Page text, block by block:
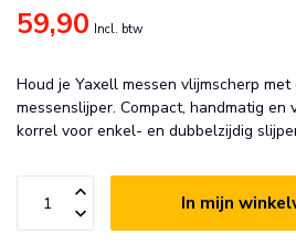
59,90 Incl. btw
Houd je Yaxell messen vlijmscherp
messenslijper. Compact, handmatig en
korrel voor enkel- en dubbelzijdig
In mijn